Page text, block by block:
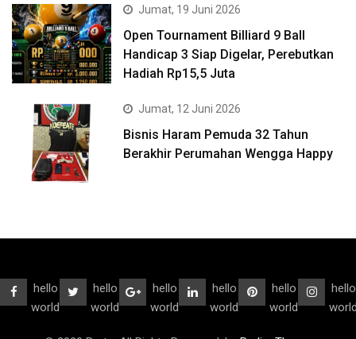
Jumat, 19 Juni 2026
Open Tournament Billiard 9 Ball
Handicap 3 Siap Digelar, Perebutkan
Hadiah Rp15,5 Juta
Jumat, 12 Juni 2026
Bisnis Haram Pemuda 32 Tahun
Berakhir Perumahan Wengga Happy
hello
world
hello
world
hello
world
hello
world
hello
world
hello